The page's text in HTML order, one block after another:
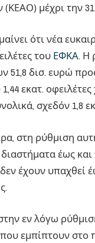
μέχρι την
ότι νέα
του ΕΦΚΑ. Η
51,8 δισ. ευρώ
εκατ.
σχεδόν 1,8
στη ρύθμιση
έως
δεν έχουν υπαχθεί
εν λόγω
εμπίπτουν στο